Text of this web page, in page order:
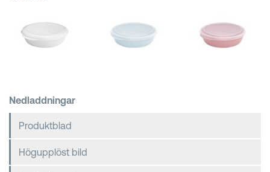
Nedladdningar
Produktblad
Högupplöst bild